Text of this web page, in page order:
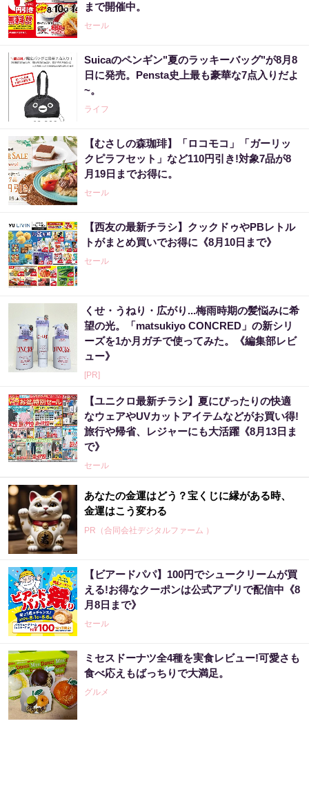
まで開催中。
セール
Suicaのペンギン"夏のラッキーバッグ"が8月8
日に発売。Pensta史上最も豪華な7点入りだよ
~。
ライフ
【むさしの森珈琲】「ロコモコ」「ガーリッ
クピラフセット」など110円引き!対象7品が8
月19日までお得に。
セール
【西友の最新チラシ】クックドゥやPBレトル
トがまとめ買いでお得に《8月10日まで》
セール
くせ・うねり・広がり...梅雨時期の髪悩みに希
望の光。「matsukiyo CONCRED」の新シリ
ーズを1か月ガチで使ってみた。《編集部レビ
ュー》
[PR]
【ユニクロ最新チラシ】夏にぴったりの快適
なウェアやUVカットアイテムなどがお買い得!
旅行や帰省、レジャーにも大活躍《8月13日ま
で》
セール
あなたの金運はどう？宝くじに縁がある時、
金運はこう変わる
PR（合同会社デジタルファーム ）
3億当選主婦「宝くじ買う前に〇〇した」当選
率上げる方法
PR（合同会社デジタルファーム ）
アマゾン1位の実績！380円で5日間お試し。
PR（ハーブ健康本舗）
【ビアードパパ】100円でシュークリームが買
える!お得なクーポンは公式アプリで配信中《8
月8日まで》
セール
ミセスドーナツ全4種を実食レビュー!可愛さも
食べ応えもばっちりで大満足。
グルメ